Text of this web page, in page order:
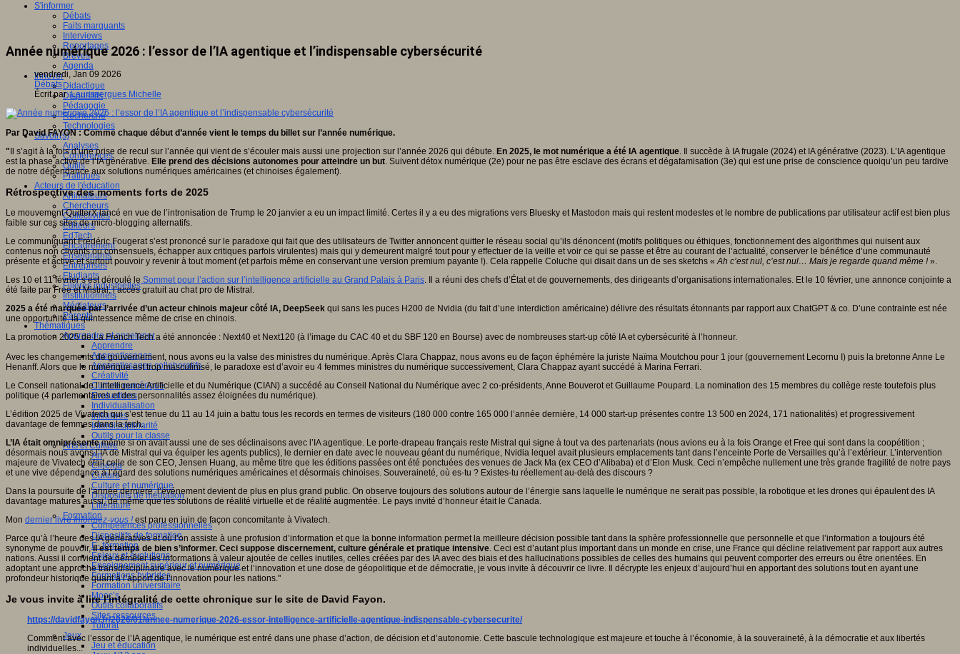
S'informer
Débats
Faits marquants
Interviews
Reportages
Brèves
Agenda
Innover
Didactique
Dispositifs
Pédagogie
Recherche
Technologies
Savoir(s)
Analyses
Conférences
Outils
Pratiques
Acteurs de l'éducation
Animateurs
Chercheurs
Collectivités
Editeurs
EdTech
Encadrement
Enseignants
Entreprises
Etudiants
Filières industrielles
Institutionnels
Médiateurs
Parents
Thématiques
Apprendre et enseigner
Apprendre
Apprentissages
Apprentissages collaboratifs
Créativité
Culture numérique
Evaluations
Individualisation
Initiatives
Interdisciplinarité
Outils pour la classe
Arts et Culture
Art
Cinéma
Culture
Culture et numérique
Dispositifs de médiation
Littérature
Formation
Compétences professionnelles
Dispositifs de formation
E- formation
Enjeux et évolutions
Enseignement supérieur et numérique
Formations hybrides
Formation universitaire
Mooc’s
Outils collaboratifs
Sites ressources
Tutorat
Jeux
Jeu et éducation
Année numérique 2026 : l’essor de l’IA agentique et l’indispensable cybersécurité
vendredi, Jan 09 2026
Débats
Écrit parLaurissergues Michelle
Par David FAYON : Comme chaque début d’année vient le temps du billet sur l’année numérique.
"Il s’agit à la fois d’une prise de recul sur l’année qui vient de s’écouler mais aussi une projection sur l’année 2026 qui débute. En 2025, le mot numérique a été IA agentique. Il succède à IA frugale (2024) et IA générative (2023). L’IA agentique
est la phase active de l’IA générative. Elle prend des décisions autonomes pour atteindre un but. Suivent détox numérique (2e) pour ne pas être esclave des écrans et dégafamisation (3e) qui est une prise de conscience quoiqu’un peu tardive
de notre dépendance aux solutions numériques américaines (et chinoises également).
Rétrospective des moments forts de 2025
Le mouvement QuitterX lancé en vue de l’intronisation de Trump le 20 janvier a eu un impact limité. Certes il y a eu des migrations vers Bluesky et Mastodon mais qui restent modestes et le nombre de publications par utilisateur actif est bien plus
faible sur ces sites de micro-blogging alternatifs.
Le communiquant Frédéric Fougerat s’est prononcé sur le paradoxe qui fait que des utilisateurs de Twitter annoncent quitter le réseau social qu’ils dénoncent (motifs politiques ou éthiques, fonctionnement des algorithmes qui nuisent aux
contenus non clivants ou consensuels, échapper aux critiques parfois virulentes) mais qui y demeurent malgré tout pour y effectuer de la veille et voir ce qui se passe et être au courant de l’actualité, conserver le bénéfice d’une communauté
présente et active et surtout pouvoir y revenir à tout moment (et parfois même en conservant une version premium payante !). Cela rappelle Coluche qui disait dans un de ses sketchs «Ah c’est nul, c’est nul… Mais je regarde quand même ! ».
Les 10 et 11 février s’est déroulé le Sommet pour l’action sur l’intelligence artificielle au Grand Palais à Paris. Il a réuni des chefs d’État et de gouvernements, des dirigeants d’organisations internationales. Et le 10 février, une annonce conjointe a
été faite par Free et Mistral, l’accès gratuit au chat pro de Mistral.
2025 a été marquée par l’arrivée d’un acteur chinois majeur côté IA, DeepSeek qui sans les puces H200 de Nvidia (du fait d’une interdiction américaine) délivre des résultats étonnants par rapport aux ChatGPT & co. D’une contrainte est née
une opportunité, la quintessence même de crise en chinois.
La promotion 2025 de La French Tech a été annoncée : Next40 et Next120 (à l’image du CAC 40 et du SBF 120 en Bourse) avec de nombreuses start-up côté IA et cybersécurité à l’honneur.
Avec les changements de gouvernement, nous avons eu la valse des ministres du numérique. Après Clara Chappaz, nous avons eu de façon éphémère la juriste Naïma Moutchou pour 1 jour (gouvernement Lecornu I) puis la bretonne Anne Le
Henanff. Alors que le numérique est trop masculinisé, le paradoxe est d’avoir eu 4 femmes ministres du numérique successivement, Clara Chappaz ayant succédé à Marina Ferrari.
Le Conseil national de l’Intelligence Artificielle et du Numérique (CIAN) a succédé au Conseil National du Numérique avec 2 co-présidents, Anne Bouverot et Guillaume Poupard. La nomination des 15 membres du collège reste toutefois plus
politique (4 parlementaires et des personnalités assez éloignées du numérique).
L’édition 2025 de Vivatech qui s’est tenue du 11 au 14 juin a battu tous les records en termes de visiteurs (180 000 contre 165 000 l’année dernière, 14 000 start-up présentes contre 13 500 en 2024, 171 nationalités) et progressivement
davantage de femmes dans la tech.
L’IA était omniprésentemême si on avait aussi une de ses déclinaisons avec l’IA agentique. Le porte-drapeau français reste Mistral qui signe à tout va des partenariats (nous avions eu à la fois Orange et Free qui sont dans la coopétition ;
désormais nous avons l’IA de Mistral qui va équiper les agents publics), le dernier en date avec le nouveau géant du numérique, Nvidia lequel avait plusieurs emplacements tant dans l’enceinte Porte de Versailles qu’à l’extérieur. L’intervention
majeure de Vivatech était celle de son CEO, Jensen Huang, au même titre que les éditions passées ont été ponctuées des venues de Jack Ma (ex CEO d’Alibaba) et d’Elon Musk. Ceci n’empêche nullement une très grande fragilité de notre pays
et une vive dépendance à l’égard des solutions numériques américaines et désormais chinoises. Souveraineté, où es-tu ? Existes-tu réellement au-delà des discours ?
Dans la poursuite de l’année dernière, l’événement devient de plus en plus grand public. On observe toujours des solutions autour de l’énergie sans laquelle le numérique ne serait pas possible, la robotique et les drones qui épaulent des IA
davantage matures aussi, de même que les solutions de réalité virtuelle et de réalité augmentée. Le pays invité d’honneur était le Canada.
Mon dernier livreInformez-vous ! est paru en juin de façon concomitante à Vivatech.
Parce qu’à l’heure des IA génératives et où l’on assiste à une profusion d’information et que la bonne information permet la meilleure décision possible tant dans la sphère professionnelle que personnelle et que l’information a toujours été
synonyme de pouvoir,il est temps de bien s’informer. Ceci suppose discernement, culture générale et pratique intensive. Ceci est d’autant plus important dans un monde en crise, une France qui décline relativement par rapport aux autres
nations. Aussi il convient de démêler les informations à valeur ajoutée de celles inutiles, celles créées par des IA avec des biais et des hallucinations possibles de celles des humains qui peuvent comporter des erreurs ou être orientées. En
adoptant une approche transdisciplinaire avec le numérique et l’innovation et une dose de géopolitique et de démocratie, je vous invite à découvrir ce livre. Il décrypte les enjeux d’aujourd’hui en apportant des solutions tout en ayant une
profondeur historique quant à l’apport de l’innovation pour les nations."
Je vous invite à lire l'intégralité de cette chronique sur le site de David Fayon.
https://davidfayon.fr/2026/01/annee-numerique-2026-essor-intelligence-artificielle-agentique-indispensable-cybersecurite/
Comment avec l’essor de l’IA agentique, le numérique est entré dans une phase d’action, de décision et d’autonomie. Cette bascule technologique est majeure et touche à l’économie, à la souveraineté, à la démocratie et aux libertés
individuelles...